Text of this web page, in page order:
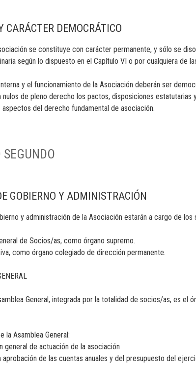
CARÁCTER DEMOCRÁTICO
se constituye con carácter permanente, y sólo se
según lo dispuesto en el Capítulo VI o por cualquiera de
y el funcionamiento de la Asociación deberán ser
nulos de pleno derecho los pactos, disposiciones estatutarias
aspectos del derecho fundamental de asociación.
GOBIERNO Y ADMINISTRACIÓN
y administración de la Asociación estarán a cargo de los
de Socios/as, como órgano supremo.
como órgano colegiado de dirección permanente.
General, integrada por la totalidad de socios/as, es el
la Asamblea General:
general de actuación de la asociación
aprobación de las cuentas anuales y del presupuesto del